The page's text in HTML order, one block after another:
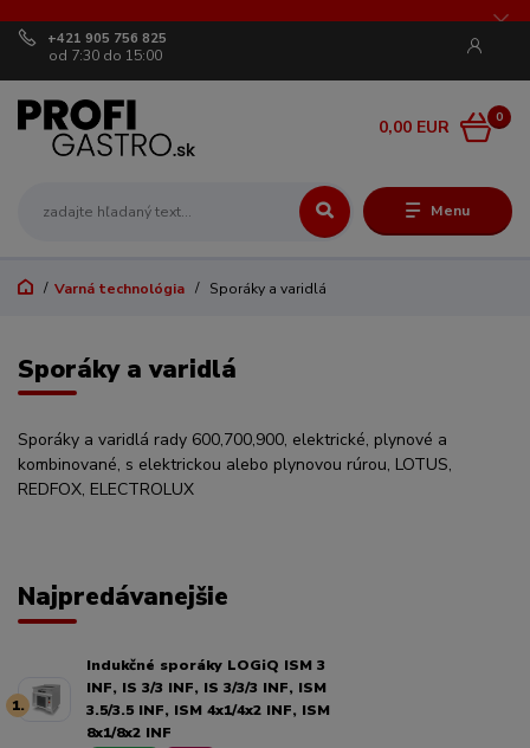
Menu
+421 905 756 825
od 7:30 do 15:00
0
0,00 EUR
Varná technológia Sporáky a varidlá
Sporáky a varidlá
Sporáky a varidlá rady 600,700,900, elektrické, plynové a
kombinované, s elektrickou alebo plynovou rúrou, LOTUS,
REDFOX, ELECTROLUX
Najpredávanejšie
1.
Indukčné sporáky LOGiQ ISM 3
INF, IS 3/3 INF, IS 3/3/3 INF, ISM
3.5/3.5 INF, ISM 4x1/4x2 INF, ISM
8x1/8x2 INF